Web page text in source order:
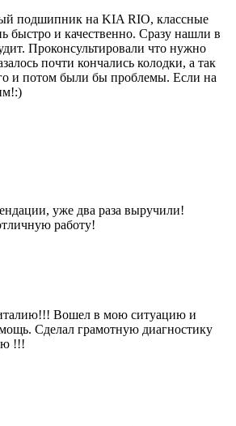
подшипник на KIA RIO, классные
быстро и качественно. Сразу нашли в
Проконсультировали что нужно
почти кончались колодки, а так
и потом были бы проблемы. Если на
уже два раза выручили!
работу!
Вошел в мою ситуацию и
Сделал грамотную диагностику
!!!